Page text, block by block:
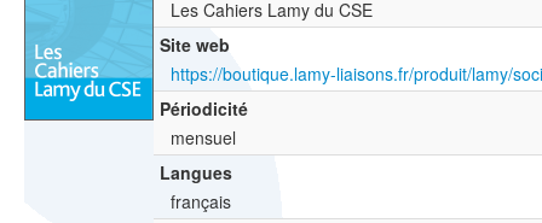
Les Cahiers Lamy du CSE
Site web
Périodicité
mensuel
Langues
français